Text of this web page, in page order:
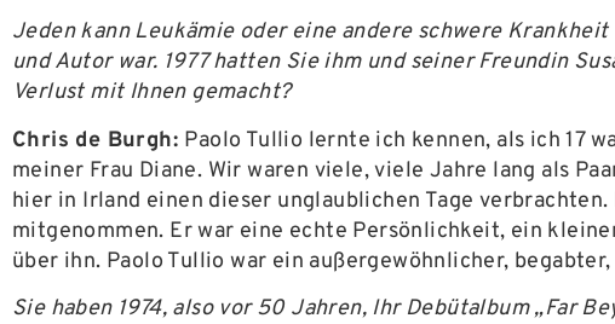
Jeden kann Leukämie oder eine andere schwere
und Autor war. 1977 hatten Sie ihm und seiner Freundin
Verlust mit Ihnen gemacht?
Chris de Burgh: Paolo Tullio lernte ich kennen, als ich 17
meiner Frau Diane. Wir waren viele, viele Jahre lang als
hier in Irland einen dieser unglaublichen Tage
mitgenommen. Er war eine echte Persönlichkeit, ein
über ihn. Paolo Tullio war ein außergewöhnlicher,
Sie haben 1974, also vor 50 Jahren, Ihr Debütalbum „Far